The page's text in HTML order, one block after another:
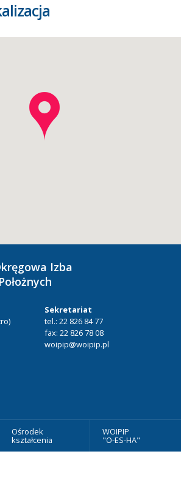
Izba
Sekretariat
tel.: 22 826 84 77
fax: 22 826 78 08
woipip@woipip.pl
Ośrodek
kształcenia
WOIPIP
"O-ES-HA"